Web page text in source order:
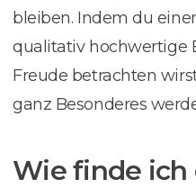
bleiben. Indem du
qualitativ hochwertige
Freude betrachten
ganz Besonderes
Wie finde